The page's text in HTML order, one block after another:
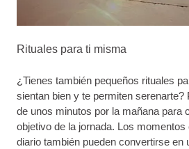
Rituales para ti misma
¿Tienes también pequeños rituales
sientan bien y te permiten serenarte?
de unos minutos por la mañana para
objetivo de la jornada. Los
diario también pueden convertirse en